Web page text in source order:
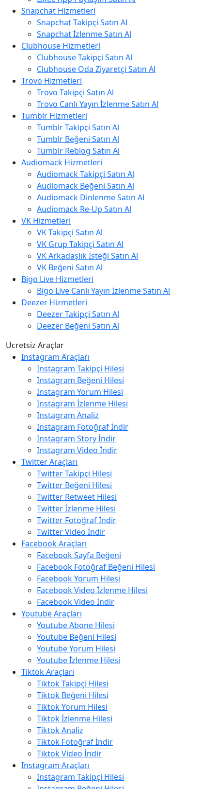
Snapchat Hizmetleri
Snapchat Takipçi Satın Al
Snapchat İzlenme Satın Al
Clubhouse Hizmetleri
Clubhouse Takipçi Satın Al
Clubhouse Oda Ziyaretçi Satın Al
Trovo Hizmetleri
Trovo Takipçi Satın Al
Trovo Canlı Yayın İzlenme Satın Al
Tumblr Hizmetleri
Tumblr Takipçi Satın Al
Tumblr Beğeni Satın Al
Tumblr Reblog Satın Al
Audiomack Hizmetleri
Audiomack Takipçi Satın Al
Audiomack Beğeni Satın Al
Audiomack Dinlenme Satın Al
Audiomack Re-Up Satın Al
VK Hizmetleri
VK Takipçi Satın Al
VK Grup Takipçi Satın Al
VK Arkadaşlık İsteği Satın Al
VK Beğeni Satın Al
Bigo Live Hizmetleri
Bigo Live Canlı Yayın İzlenme Satın Al
Deezer Hizmetleri
Deezer Takipçi Satın Al
Deezer Beğeni Satın Al
Ücretsiz Araçlar
Instagram Araçları
Instagram Takipçi Hilesi
Instagram Beğeni Hilesi
Instagram Yorum Hilesi
Instagram İzlenme Hilesi
Instagram Analiz
Instagram Fotoğraf İndir
Instagram Story İndir
Instagram Video İndir
Twitter Araçları
Twitter Takipçi Hilesi
Twitter Beğeni Hilesi
Twitter Retweet Hilesi
Twitter İzlenme Hilesi
Twitter Fotoğraf İndir
Twitter Video İndir
Facebook Araçları
Facebook Sayfa Beğeni
Facebook Fotoğraf Beğeni Hilesi
Facebook Yorum Hilesi
Facebook Video İzlenme Hilesi
Facebook Video İndir
Youtube Araçları
Youtube Abone Hilesi
Youtube Beğeni Hilesi
Youtube Yorum Hilesi
Youtube İzlenme Hilesi
Tiktok Araçları
Tiktok Takipçi Hilesi
Tiktok Beğeni Hilesi
Tiktok Yorum Hilesi
Tiktok İzlenme Hilesi
Tiktok Analiz
Tiktok Fotoğraf İndir
Tiktok Video İndir
Instagram Araçları
Instagram Takipçi Hilesi